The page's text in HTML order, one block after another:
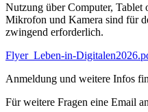
Nutzung über Computer, Tablet
Mikrofon und Kamera sind für
zwingend erforderlich.
Flyer_Leben-in-
Anmeldung und weitere Infos
Für weitere Fragen eine Email